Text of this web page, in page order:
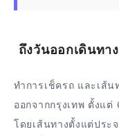
ถึงวันออกเดินทา
ทำการเช็ครถ และเส้น
ออกจากกรุงเทพ ตั้งแต่
โดยเส้นทางตั้งแต่ประ